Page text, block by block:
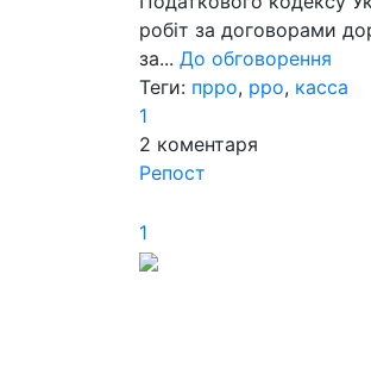
робіт за договорами
за... До обговорення
Теги: прро, рро, касса
1
2 коментаря
Репост
1